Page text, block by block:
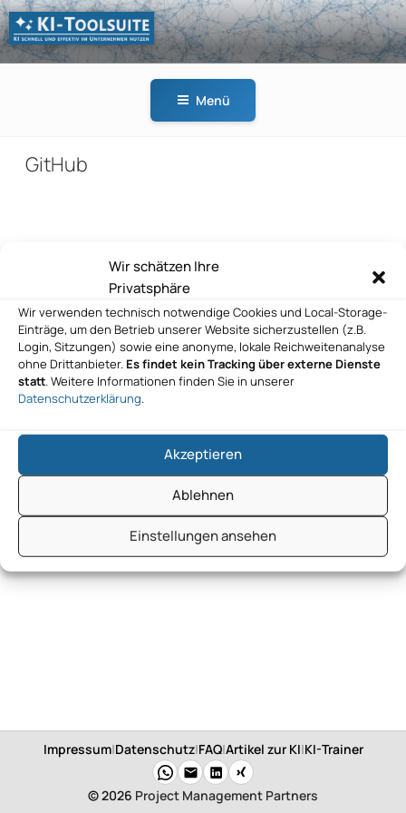
Wir schätzen Ihre
Privatsphäre
Wir verwenden technisch notwendige Cookies und Local-Storage-
Einträge, um den Betrieb unserer Website sicherzustellen (z.B.
Login, Sitzungen) sowie eine anonyme, lokale Reichweitenanalyse
ohne Drittanbieter. Es findet kein Tracking über externe Dienste
statt. Weitere Informationen finden Sie in unserer
Datenschutzerklärung.
Akzeptieren
Ablehnen
Einstellungen ansehen
Zum
Inhalt
springen
KI-
Menü
GitHub
Beitragsnavigation
Nächster
Beitrag
WEITER
GitHub
Impressum|Datenschutz|FAQ|Artikel zur KI|KI-Trainer
© 2026 Project Management Partners